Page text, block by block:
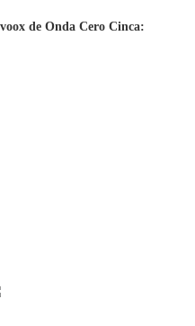
de Onda Cero Cinca: